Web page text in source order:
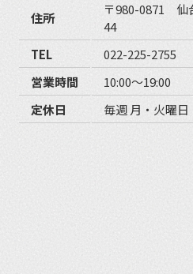
住所
〒980-0871 仙
44
TEL
022-225-2755
営業時間
10:00〜19:00
定休日
毎週 月・火曜日